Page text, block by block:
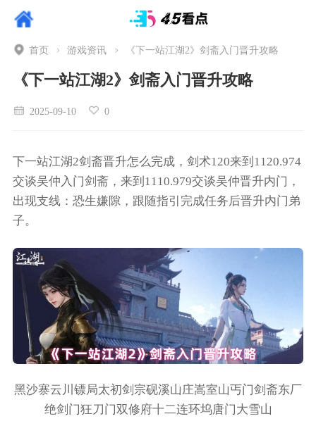
首页 游戏资讯 《下一站江湖2》剑斋入门晋升攻略
《下一站江湖2》剑斋入门晋升攻略
2025-09-10 0
下一站江湖2剑斋晋升怎么完成，剑术120来到1120.974
交谈吴仲入门剑斋，来到1110.979交谈吴仲晋升内门，
出现支线：恐生嫌隙，跟随指引完成任务后晋升内门弟
子。
黑沙寨云川镖局太初剑宗砚溪山庄嵩室山丐门剑斋东厂
绝剑门狂刀门双修府十二连环坞唐门大雪山